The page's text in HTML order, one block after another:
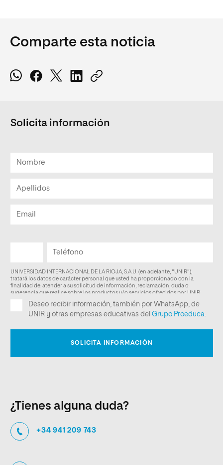
Comparte esta noticia
Solicita información
¿Tienes alguna duda?
+34 941 209 743